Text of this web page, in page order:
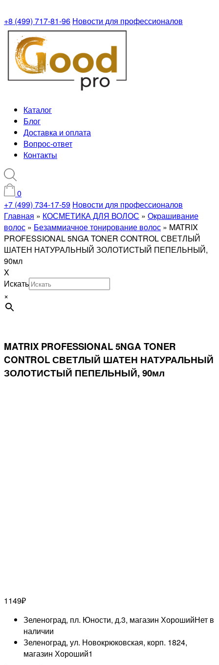
+8 (499) 717-81-96 Новости для профессионалов
Каталог
Блог
Доставка и оплата
Вопрос-ответ
Контакты
0
+7 (499) 734-17-59 Новости для профессионалов
Главная » КОСМЕТИКА ДЛЯ ВОЛОС » Окрашивание
волос » Безаммиачное тонирование волос » MATRIX
PROFESSIONAL 5NGA TONER CONTROL СВЕТЛЫЙ
ШАТЕН НАТУРАЛЬНЫЙ ЗОЛОТИСТЫЙ ПЕПЕЛЬНЫЙ,
90мл
X
Искать
×
MATRIX PROFESSIONAL 5NGA TONER
CONTROL СВЕТЛЫЙ ШАТЕН НАТУРАЛЬНЫЙ
ЗОЛОТИСТЫЙ ПЕПЕЛЬНЫЙ, 90мл
1149₽
Зеленоград, пл. Юности, д.3, магазин ХорошийНет в
наличии
Зеленоград, ул. Новокрюковская, корп. 1824,
магазин Хороший1